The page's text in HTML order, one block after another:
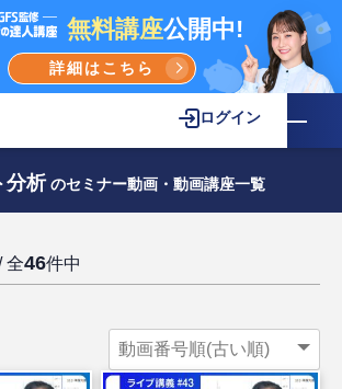
無料講座公開中!
詳細はこちら
ログイン
分析 のセミナー動画・動画講座一覧
全46件中